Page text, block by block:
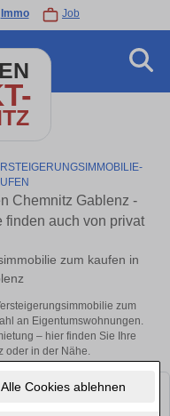
Alle Cookies ablehnen
Immo Job
Chemnitz Gablenz -
finden auch von privat
zum kaufen in
zum
an Eigentumswohnungen.
– hier finden Sie Ihre
oder in der Nähe.
Objekte finden. Schauen Sie